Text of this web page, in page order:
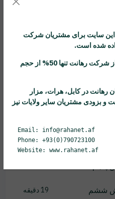
بخش اول
بخش دوم
دوم 22 دقیقه
سوم
چهارم 23 دقیقه
ششم 19 دقیقه
سایت برای مشتریان شرکت
شده است.
شرکت رهانت
تنها 50% از حجم
رهانت در کابل، هرات، مزار
بزودی مشتریان سایر ولایات نیز
Email: info@rahanet.af
Phone: +93(0)790723100
Website: www.rahanet.af